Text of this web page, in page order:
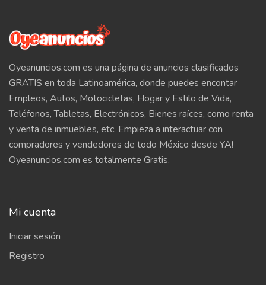
Oyeanuncios.com es una página de anuncios clasificados
GRATIS en toda Latinoamérica, donde puedes encontar
Empleos, Autos, Motocicletas, Hogar y Estilo de Vida,
Teléfonos, Tabletas, Electrónicos, Bienes raíces, como renta
y venta de inmuebles, etc. Empieza a interactuar con
compradores y vendedores de todo México desde YA!
Oyeanuncios.com es totalmente Gratis.
Mi cuenta
Iniciar sesión
Registro